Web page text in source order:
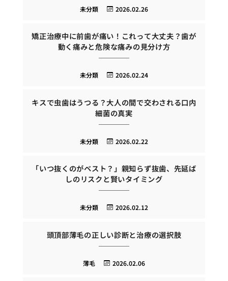
2026.02.26
未分類
矯正治療中に前歯が痛い！これって大丈夫？歯が
動く痛みと危険な痛みの見分け方
2026.02.24
未分類
キスで虫歯はうつる？大人の間で交わされる口内
細菌の真実
2026.02.22
未分類
「いつ抜くのがベスト？」親知らず抜歯、先延ば
しのリスクと賢いタイミング
2026.02.12
未分類
頭頂部薄毛の正しい診断と治療の選択肢
2026.02.06
薄毛